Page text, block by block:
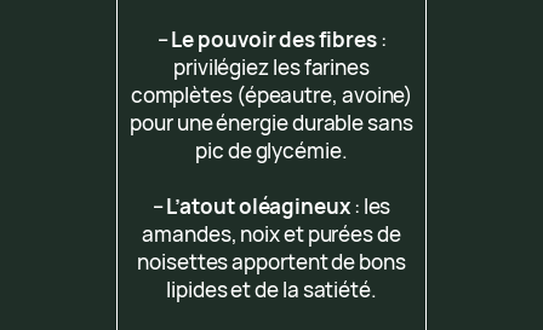
–Le pouvoir des fibres:
privilégiez les farines
complètes (épeautre, avoine)
pour une énergie durable sans
pic de glycémie.
–L’atout oléagineux: les
amandes, noix et purées de
noisettes apportent de bons
lipides et de la satiété.